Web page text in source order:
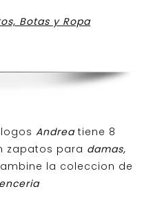
Botas y Ropa
Andreatiene 8
zapatos para damas,
la coleccion de